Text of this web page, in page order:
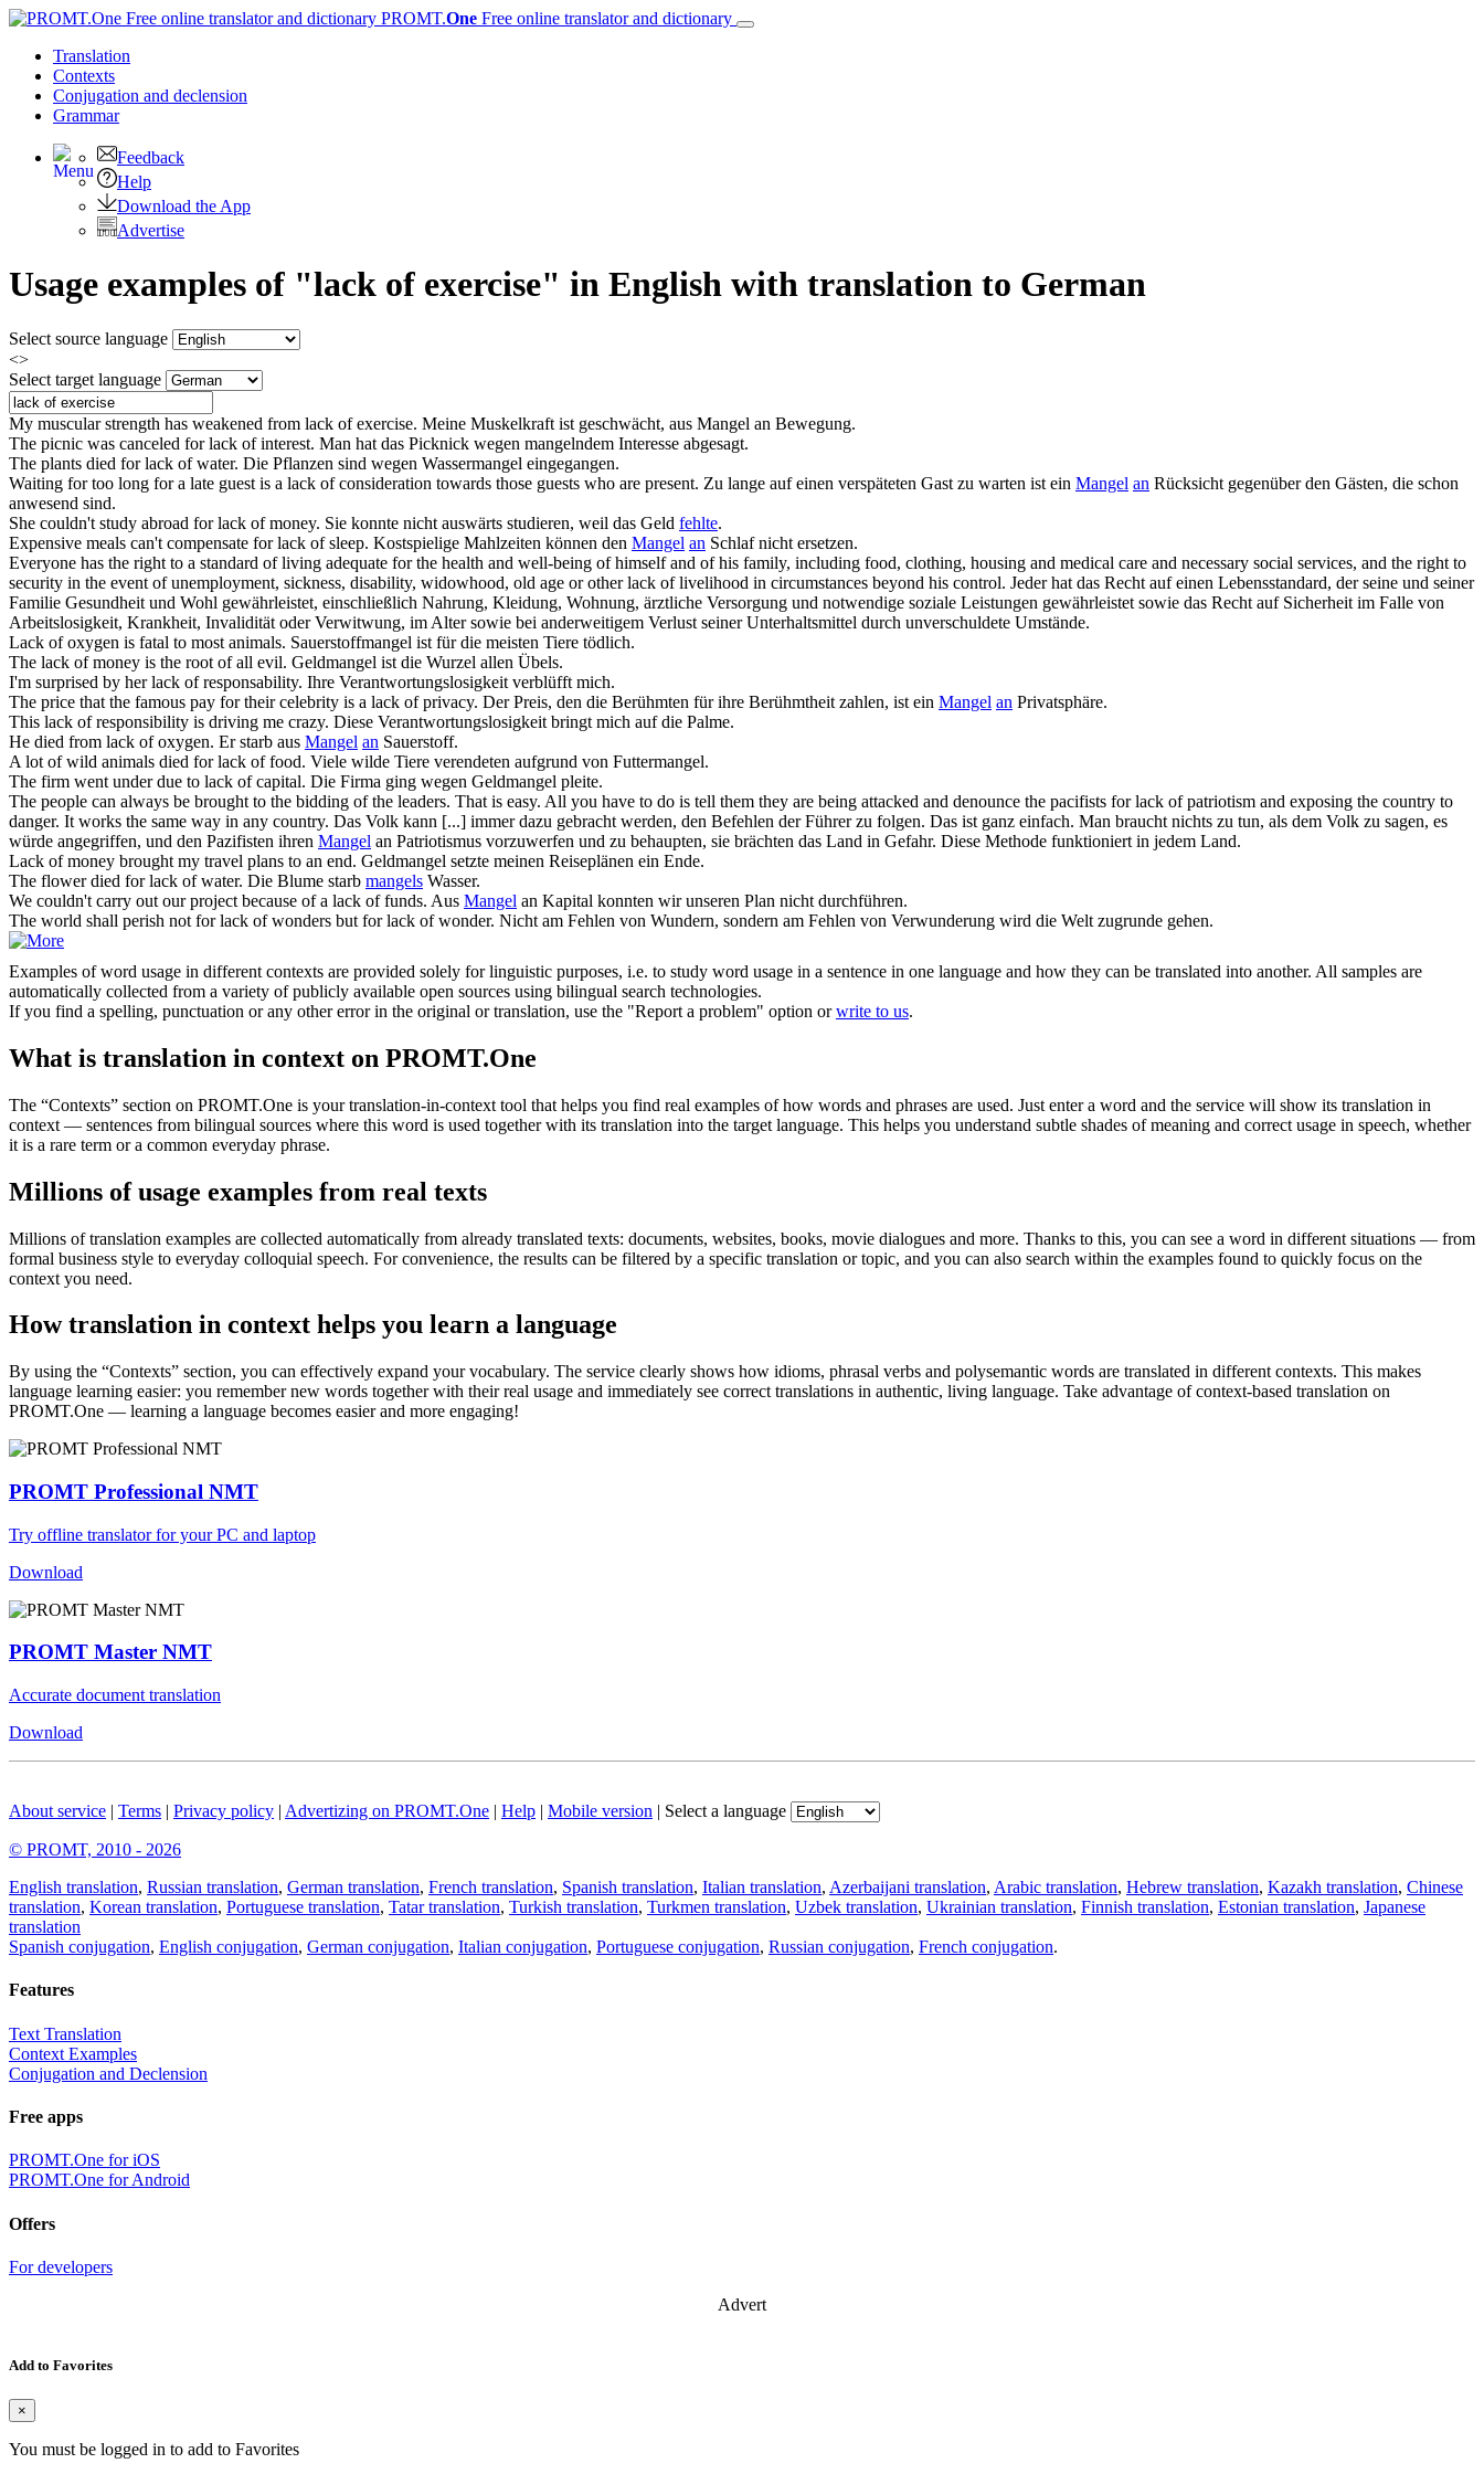
PROMT.One Free online translator and dictionary
Translation
Contexts
Conjugation and declension
Grammar
Feedback
Help
Download the App
Advertise
Usage examples of "lack of exercise" in English with translation to German
Select source language
<>
Select target language
My muscular strength has weakened from lack of exercise. Meine Muskelkraft ist geschwächt, aus Mangel an Bewegung.
The picnic was canceled forlack ofinterest. Man hat das Picknick wegen mangelndem Interesse abgesagt.
The plants died forlack ofwater. Die Pflanzen sind wegen Wassermangel eingegangen.
Waiting for too long for a late guest is a lack ofconsideration towards those guests who are present. Zu lange auf einen verspäteten Gast zu warten ist ein Mangel an Rücksicht gegenüber den Gästen, die schon
anwesend sind.
She couldn't study abroad forlack ofmoney. Sie konnte nicht auswärts studieren, weil das Geld fehlte.
Expensive meals can't compensate forlack ofsleep. Kostspielige Mahlzeiten können den Mangel an Schlaf nicht ersetzen.
Everyone has the right to a standard of living adequate for the health and well-being of himself and of his family, including food, clothing, housing and medical care and necessary social services, and the right to
security in the event of unemployment, sickness, disability, widowhood, old age or otherlack oflivelihood in circumstances beyond his control. Jeder hat das Recht auf einen Lebensstandard, der seine und seiner
Familie Gesundheit und Wohl gewährleistet, einschließlich Nahrung, Kleidung, Wohnung, ärztliche Versorgung und notwendige soziale Leistungen gewährleistet sowie das Recht auf Sicherheit im Falle von
Arbeitslosigkeit, Krankheit, Invalidität oder Verwitwung, im Alter sowie bei anderweitigem Verlust seiner Unterhaltsmittel durch unverschuldete Umstände.
Lack ofoxygen is fatal to most animals. Sauerstoffmangel ist für die meisten Tiere tödlich.
The lack ofmoney is the root of all evil. Geldmangel ist die Wurzel allen Übels.
I'm surprised by herlack ofresponsability. Ihre Verantwortungslosigkeit verblüfft mich.
The price that the famous pay for their celebrity is a lack ofprivacy. Der Preis, den die Berühmten für ihre Berühmtheit zahlen, ist ein Mangel an Privatsphäre.
This lack ofresponsibility is driving me crazy. Diese Verantwortungslosigkeit bringt mich auf die Palme.
He died from lack ofoxygen. Er starb aus Mangel an Sauerstoff.
A lot of wild animals died forlack offood. Viele wilde Tiere verendeten aufgrund von Futtermangel.
The firm went under due to lack ofcapital. Die Firma ging wegen Geldmangel pleite.
The people can always be brought to the bidding of the leaders. That is easy. All you have to do is tell them they are being attacked and denounce the pacifists forlack ofpatriotism and exposing the country to
danger. It works the same way in any country. Das Volk kann [...] immer dazu gebracht werden, den Befehlen der Führer zu folgen. Das ist ganz einfach. Man braucht nichts zu tun, als dem Volk zu sagen, es
würde angegriffen, und den Pazifisten ihren Mangel an Patriotismus vorzuwerfen und zu behaupten, sie brächten das Land in Gefahr. Diese Methode funktioniert in jedem Land.
Lack ofmoney brought my travel plans to an end. Geldmangel setzte meinen Reiseplänen ein Ende.
The flower died forlack ofwater. Die Blume starb mangels Wasser.
We couldn't carry out our project because of a lack offunds. Aus Mangel an Kapital konnten wir unseren Plan nicht durchführen.
The world shall perish not for lack of wonders but forlack ofwonder. Nicht am Fehlen von Wundern, sondern am Fehlen von Verwunderung wird die Welt zugrunde gehen.
Examples of word usage in different contexts are provided solely for linguistic purposes, i.e. to study word usage in a sentence in one language and how they can be translated into another. All samples are
automatically collected from a variety of publicly available open sources using bilingual search technologies.
If you find a spelling, punctuation or any other error in the original or translation, use the "Report a problem" option orwrite to us.
What is translation in context on PROMT.One
The “Contexts” section on PROMT.One is your translation-in-context tool that helps you find real examples of how words and phrases are used. Just enter a word and the service will show its translation in
context — sentences from bilingual sources where this word is used together with its translation into the target language. This helps you understand subtle shades of meaning and correct usage in speech, whether
it is a rare term or a common everyday phrase.
Millions of usage examples from real texts
Millions of translation examples are collected automatically from already translated texts: documents, websites, books, movie dialogues and more. Thanks to this, you can see a word in different situations — from
formal business style to everyday colloquial speech. For convenience, the results can be filtered by a specific translation or topic, and you can also search within the examples found to quickly focus on the
context you need.
How translation in context helps you learn a language
By using the “Contexts” section, you can effectively expand your vocabulary. The service clearly shows how idioms, phrasal verbs and polysemantic words are translated in different contexts. This makes
language learning easier: you remember new words together with their real usage and immediately see correct translations in authentic, living language. Take advantage of context-based translation on
PROMT.One — learning a language becomes easier and more engaging!
PROMT Professional NMT
Try offline translator for your PC and laptop
Download
PROMT Master NMT
Accurate document translation
Download
About service | Terms | Privacy policy | Advertizing on PROMT.One | Help | Mobile version | Select a language
© PROMT, 2010 - 2026
English translation, Russian translation, German translation, French translation, Spanish translation, Italian translation, Azerbaijani translation, Arabic translation, Hebrew translation, Kazakh translation, Chinese
translation, Korean translation, Portuguese translation, Tatar translation, Turkish translation, Turkmen translation, Uzbek translation, Ukrainian translation, Finnish translation, Estonian translation, Japanese
translation
Spanish conjugation, English conjugation, German conjugation, Italian conjugation, Portuguese conjugation, Russian conjugation, French conjugation.
Features
Text Translation
Context Examples
Conjugation and Declension
Free apps
PROMT.One for iOS
PROMT.One for Android
Offers
For developers
Advert
Add to Favorites
×
You must be logged in to add to Favorites